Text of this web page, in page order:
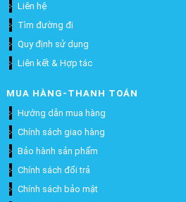
Liên hệ
Tìm đường đi
Quy định sử dụng
Liên kết & Hợp tác
MUA HÀNG-THANH TOÁN
Hướng dẫn mua hàng
Chính sách giao hàng
Bảo hành sản phẩm
Chính sách đổi trả
Chính sách bảo mật